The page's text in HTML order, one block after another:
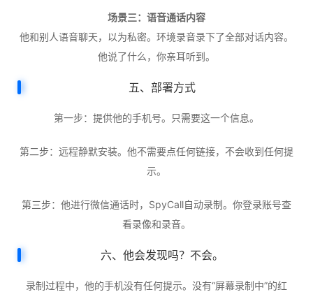
场景三：语音通话内容
他和别人语音聊天，以为私密。环境录音录下了全部对话内容。
他说了什么，你亲耳听到。
五、部署方式
第一步：提供他的手机号。只需要这一个信息。
第二步：远程静默安装。他不需要点任何链接，不会收到任何提
示。
第三步：他进行微信通话时，SpyCall自动录制。你登录账号查
看录像和录音。
六、他会发现吗？不会。
录制过程中，他的手机没有任何提示。没有“屏幕录制中”的红